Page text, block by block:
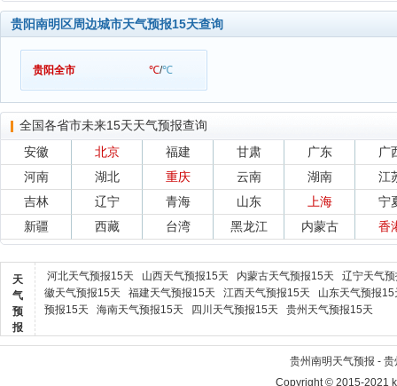
贵阳南明区周边城市天气预报15天查询
贵阳全市 ℃/℃
全国各省市未来15天天气预报查询
安徽
北京 福建 甘肃 广东
广
河南
湖北 重庆 云南 湖南
江
吉林
辽宁 青海 山东 上海
宁
新疆
西藏 台湾 黑龙江 内蒙古 香
天
气
预
报
河北天气预报15天 山西天气预报15天 内蒙古天气预报15天
辽宁天气
徽天气预报15天
福建天气预报15天 江西天气预报15天
山东天气预报15
预报15天
海南天气预报15天 四川天气预报15天 贵州天气预报15天
贵州南明天气预报 -
Copyright © 2015-2021